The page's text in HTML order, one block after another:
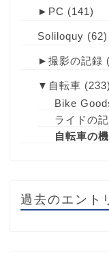
► PC (141)
Soliloquy (62)
► 撮影の記録
▼ 自転車 (233)
Bike
ライドの
自転車の
過去のエント